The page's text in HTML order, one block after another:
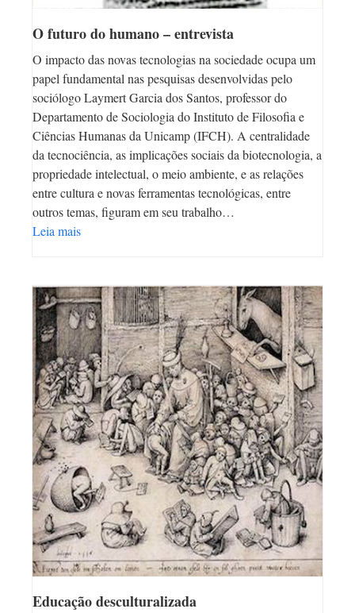
O futuro do humano – entrevista
O impacto das novas tecnologias na sociedade ocupa um
papel fundamental nas pesquisas desenvolvidas pelo
sociólogo Laymert Garcia dos Santos, professor do
Departamento de Sociologia do Instituto de Filosofia e
Ciências Humanas da Unicamp (IFCH). A centralidade
da tecnociência, as implicações sociais da biotecnologia, a
propriedade intelectual, o meio ambiente, e as relações
entre cultura e novas ferramentas tecnológicas, entre
outros temas, figuram em seu trabalho…
Leia mais
Educação desculturalizada